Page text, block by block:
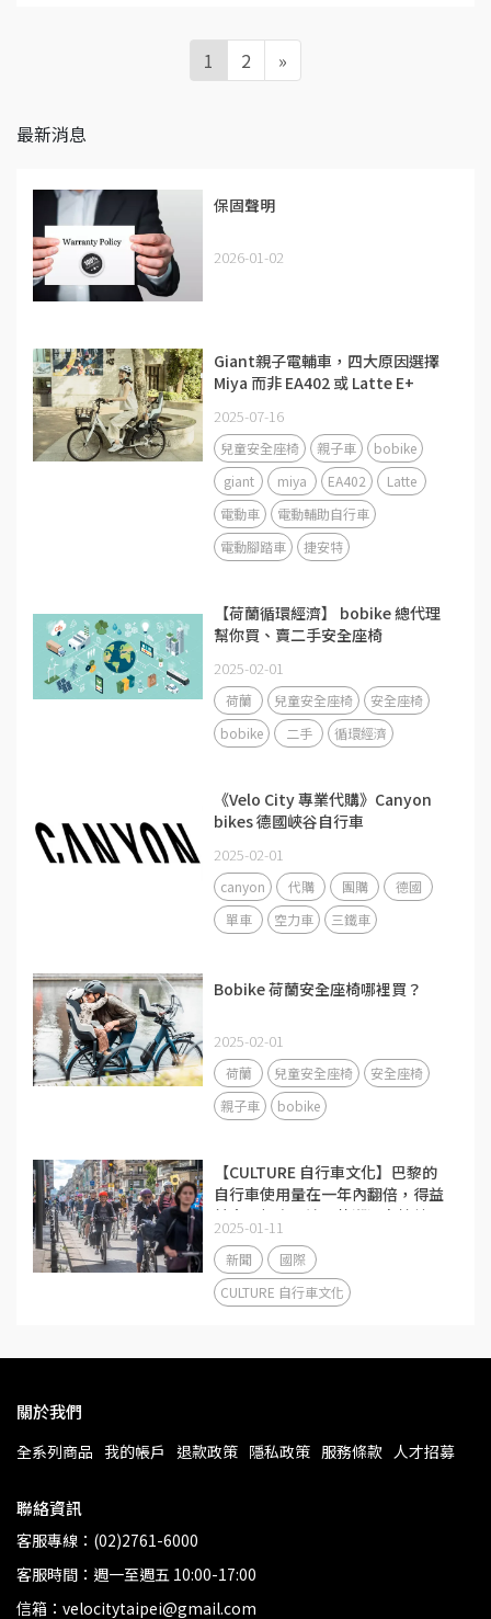
1 2 »
最新消息
保固聲明
2026-01-02
Giant親子電輔車，四大原因選擇
Miya 而非 EA402 或 Latte E+
2025-07-16
兒童安全座椅 親子車
bobike
giant
miya EA402
Latte
電動車
電動輔助自行車
電動腳踏車
捷安特
【荷蘭循環經濟】 bobike 總代理
幫你買、賣二手安全座椅
2025-02-01
荷蘭 兒童安全座椅
安全座椅
bobike
二手 循環經濟
《Velo City 專業代購》Canyon
bikes 德國峽谷自行車
2025-02-01
canyon 代購 團購
德國
單車
空力車 三鐵車
Bobike 荷蘭安全座椅哪裡買？
2025-02-01
荷蘭 兒童安全座椅
安全座椅
親子車
bobike
【CULTURE 自行車文化】巴黎的
自行車使用量在一年內翻倍，得益
於大量投資，這股熱潮還在持續
2025-01-11
新聞
國際
CULTURE 自行車文化
關於我們
全系列商品 我的帳戶 退款政策 隱私政策 服務條款 人才招募
聯絡資訊
客服專線：(02)2761-6000
客服時間：週一至週五 10:00-17:00
信箱：velocitytaipei@gmail.com